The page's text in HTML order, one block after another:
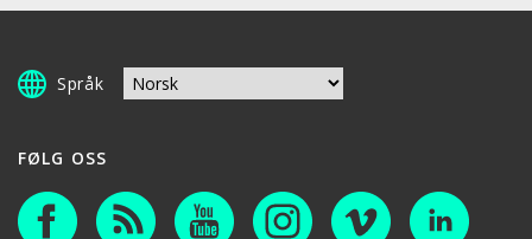
Språk
FØLG OSS